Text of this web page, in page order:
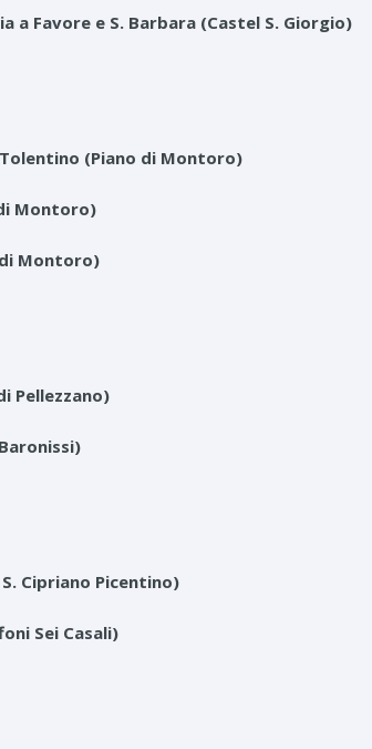
a Favore e S. Barbara (Castel S. Giorgio)
(Piano di Montoro)
Montoro)
di Montoro)
Pellezzano)
Cipriano Picentino)
Sei Casali)